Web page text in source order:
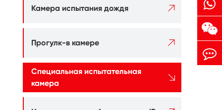
Камера испытания дождя 
Прогулк-в камере 
Специальная испытательная
камера
